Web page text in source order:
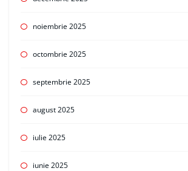
noiembrie 2025
octombrie 2025
septembrie 2025
august 2025
iulie 2025
iunie 2025